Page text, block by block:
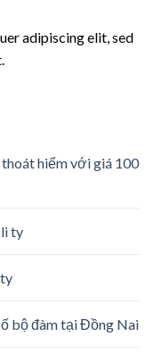
adipiscing elit, sed
hiểm với giá 100
ty
bộ đàm tại Đồng Nai